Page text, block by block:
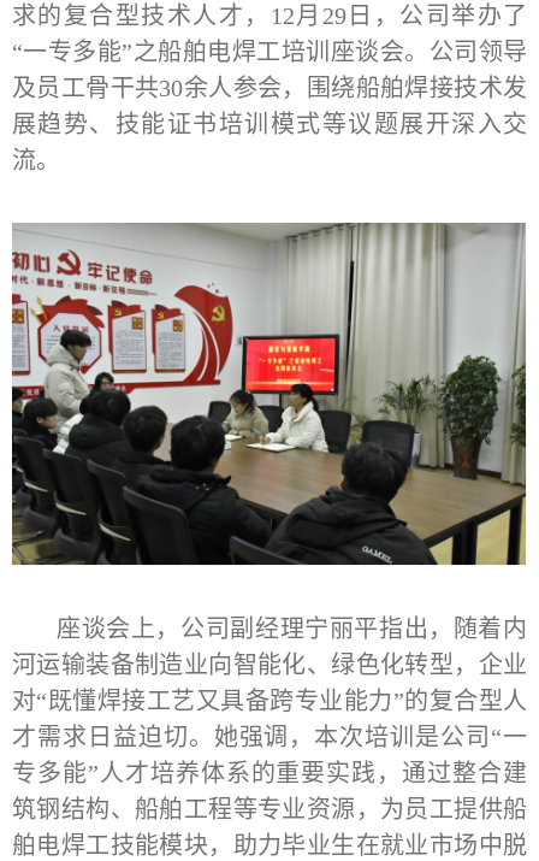
求的复合型技术人才，
12月29日，公司举办了
“一专多能”之船舶电焊工培训座谈会。公司领导
及员工骨干共30余人参会，围绕船舶焊接技术发
展趋势、技能证书培训模式等议题展开深入交
流。
座谈会上，公司副经理宁丽平指出，随着内
河运输装备制造业向智能化、绿色化转型，企业
对“既懂焊接工艺又具备跨专业能力”的复合型人
才需求日益迫切。她强调，本次培训是公司“一
专多能”人才培养体系的重要实践，通过整合建
筑钢结构、船舶工程等专业资源，为员工提供船
舶电焊工技能模块，助力毕业生在就业市场中脱